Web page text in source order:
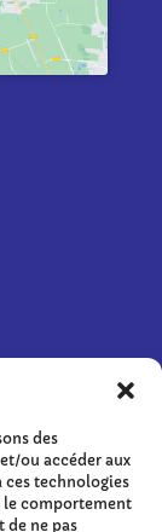
des
ou accéder aux
ces technologies
le comportement
de ne pas